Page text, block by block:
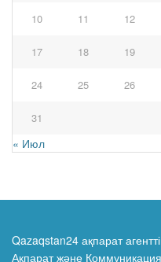
10 11 12
17 18 19
24 25 26
31
« Июл
Qazaqstan24 ақпарат
Ақпарат және Коммуникация